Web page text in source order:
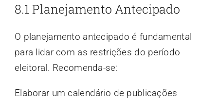
8.1 Planejamento Antecipado
O planejamento antecipado é fundamental
para lidar com as restrições do período
eleitoral. Recomenda-se:
Elaborar um calendário de publicações